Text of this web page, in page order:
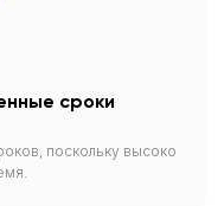
сроки
поскольку высоко